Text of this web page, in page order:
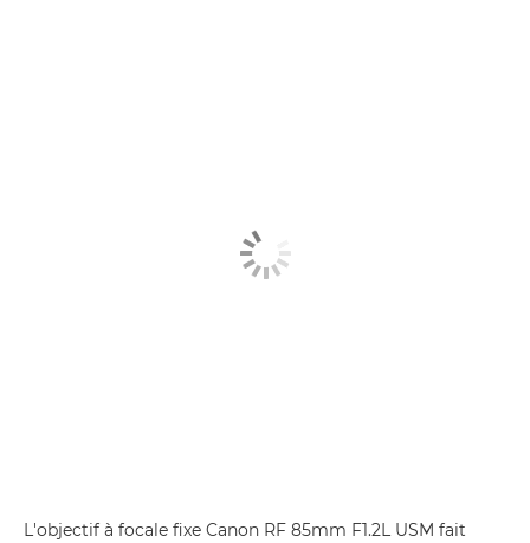
L'objectif à focale fixe Canon RF 85mm F1.2L USM fait